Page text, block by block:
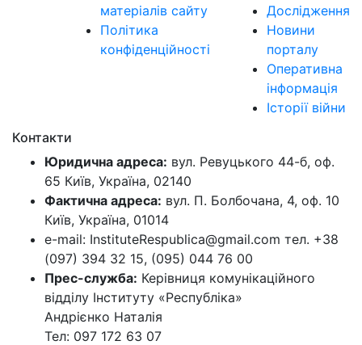
матеріалів сайту
Політика
конфіденційності
Дослідження
Новини
порталу
Оперативна
інформація
Історії війни
Контакти
Юридична адреса: вул. Ревуцького 44-б, оф.
65 Київ, Україна, 02140
Фактична адреса: вул. П. Болбочана, 4, оф. 10
Київ, Україна, 01014
e-mail: InstituteRespublica@gmail.com тел. +38
(097) 394 32 15, (095) 044 76 00
Прес-служба: Керівниця комунікаційного
відділу Інституту «Республіка»
Андрієнко Наталія
Тел: 097 172 63 07